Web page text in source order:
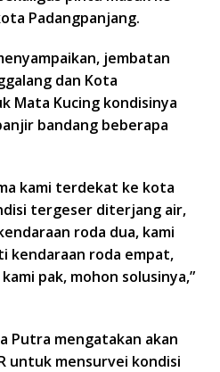
Padangpanjang.
jembatan
dan Kota
Mata Kucing kondisinya
bandang beberapa
kami terdekat ke kota
tergeser diterjang air,
roda dua, kami
kendaraan roda empat,
pak, mohon solusinya,”
Putra mengatakan akan
untuk mensurvei kondisi